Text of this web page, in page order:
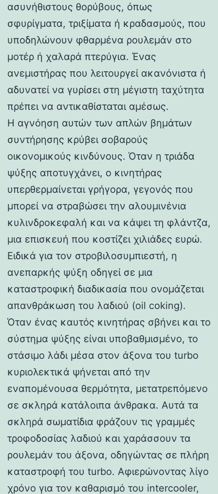
ασυνήθιστους θορύβους, όπως
σφυρίγματα, τριξίματα ή κραδασμούς, που
υποδηλώνουν φθαρμένα ρουλεμάν στο
μοτέρ ή χαλαρά πτερύγια. Ένας
ανεμιστήρας που λειτουργεί ακανόνιστα ή
αδυνατεί να γυρίσει στη μέγιστη ταχύτητα
πρέπει να αντικαθίσταται αμέσως.
Η αγνόηση αυτών των απλών βημάτων
συντήρησης κρύβει σοβαρούς
οικονομικούς κινδύνους. Όταν η τριάδα
ψύξης αποτυγχάνει, ο κινητήρας
υπερθερμαίνεται γρήγορα, γεγονός που
μπορεί να στραβώσει την αλουμινένια
κυλινδροκεφαλή και να κάψει τη φλάντζα,
μια επισκευή που κοστίζει χιλιάδες ευρώ.
Ειδικά για τον στροβιλοσυμπιεστή, η
ανεπαρκής ψύξη οδηγεί σε μια
καταστροφική διαδικασία που ονομάζεται
απανθράκωση του λαδιού (oil coking).
Όταν ένας καυτός κινητήρας σβήνει και το
σύστημα ψύξης είναι υποβαθμισμένο, το
στάσιμο λάδι μέσα στον άξονα του turbo
κυριολεκτικά ψήνεται από την
εναπομένουσα θερμότητα, μετατρεπόμενο
σε σκληρά κατάλοιπα άνθρακα. Αυτά τα
σκληρά σωματίδια φράζουν τις γραμμές
τροφοδοσίας λαδιού και χαράσσουν τα
ρουλεμάν του άξονα, οδηγώντας σε πλήρη
καταστροφή του turbo. Αφιερώνοντας λίγο
χρόνο για τον καθαρισμό του intercooler,